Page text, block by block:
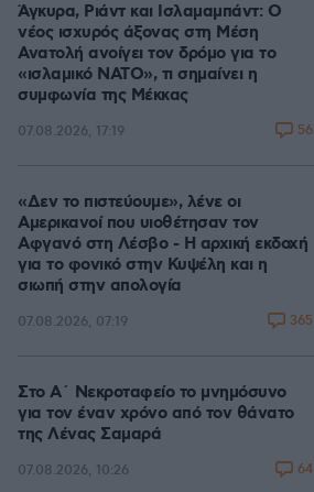
Άγκυρα, Ριάντ και Ισλαμαμπάντ: Ο
νέος ισχυρός άξονας στη Μέση
Ανατολή ανοίγει τον δρόμο για το
«ισλαμικό ΝΑΤΟ», τι σημαίνει η
συμφωνία της Μέκκας
07.08.2026, 17:19 56
«Δεν το πιστεύουμε», λένε οι
Αμερικανοί που υιοθέτησαν τον
Αφγανό στη Λέσβο - Η αρχική εκδοχή
για το φονικό στην Κυψέλη και η
σιωπή στην απολογία
07.08.2026, 07:19 365
Στο Α΄ Νεκροταφείο το μνημόσυνο
για τον έναν χρόνο από τον θάνατο
της Λένας Σαμαρά
07.08.2026, 10:26 64